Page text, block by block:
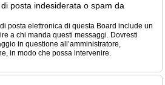
posta indesiderata o spam da
posta elettronica di questa Board include un
a chi manda questi messaggi. Dovresti
in questione all’amministratore,
in modo che possa intervenire.